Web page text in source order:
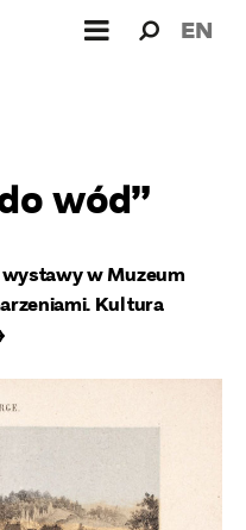
dla: EN
wód”
wystawy w Muzeum
Kultura